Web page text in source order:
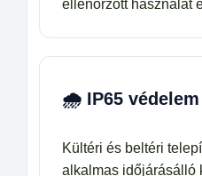
ellenőrzött használat
🌧️ IP65 védelem
Kültéri és beltéri
alkalmas időjárásálló